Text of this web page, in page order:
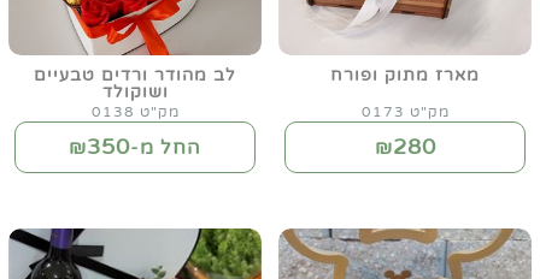
מארז מתוק ופורח
מק"ט 0173
₪280
לב מהודר ורדים טבעיים
ושוקולד
מק"ט 0138
החל מ-₪350